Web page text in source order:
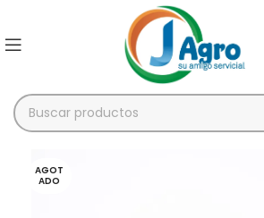
AGOT
ADO